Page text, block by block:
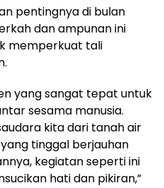
pentingnya di bulan
dan ampunan ini
memperkuat tali
yang sangat tepat untuk
sesama manusia.
kita dari tanah air
tinggal berjauhan
kegiatan seperti ini
hati dan pikiran,”